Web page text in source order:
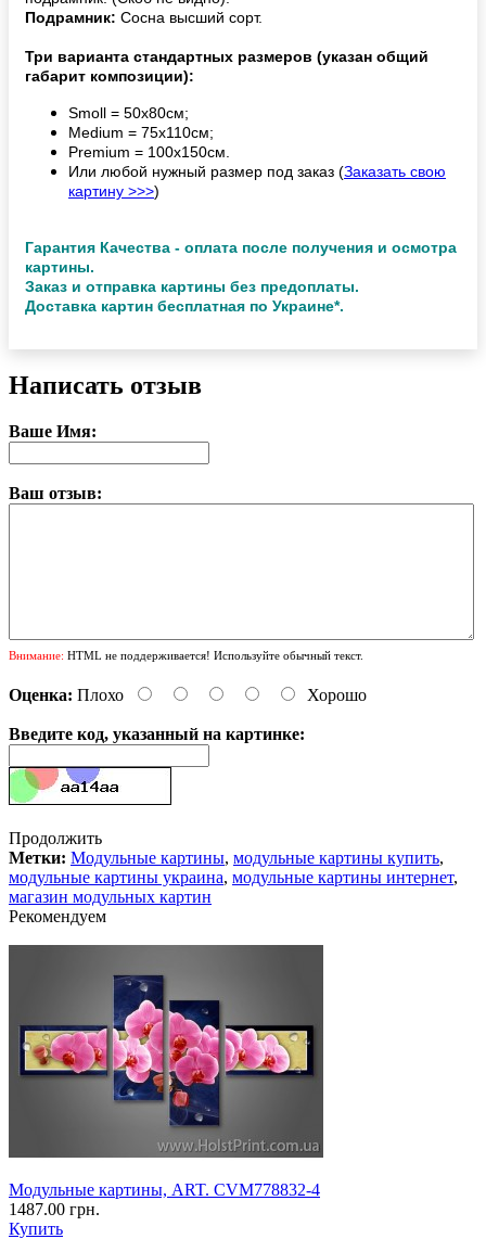
Подрамник: Сосна высший сорт.
Три варианта стандартных размеров (указан общий
габарит композиции):
Smoll = 50х80см;
Medium = 75х110см;
Premium = 100х150см.
Или любой нужный размер под заказ (Заказать свою
картину >>>)
Гарантия Качества - оплата после получения и осмотра
картины.
Заказ и отправка картины без предоплаты.
Доставка картин бесплатная по Украине*.
Написать отзыв
Ваше Имя:
Ваш отзыв:
Внимание: HTML не поддерживается! Используйте обычный текст.
Оценка: Плохо Хорошо
Введите код, указанный на картинке:
Продолжить
Метки: Модульные картины, модульные картины купить,
модульные картины украина, модульные картины интернет,
магазин модульных картин
Рекомендуем
Модульные картины, ART. CVM778832-4
1487.00 грн.
Купить